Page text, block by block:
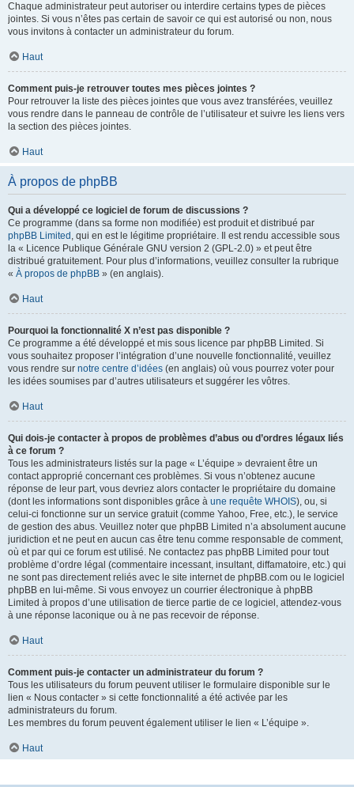
Chaque administrateur peut autoriser ou interdire certains types de pièces
jointes. Si vous n’êtes pas certain de savoir ce qui est autorisé ou non, nous
vous invitons à contacter un administrateur du forum.
Haut
Comment puis-je retrouver toutes mes pièces jointes ?
Pour retrouver la liste des pièces jointes que vous avez transférées, veuillez
vous rendre dans le panneau de contrôle de l’utilisateur et suivre les liens vers
la section des pièces jointes.
Haut
À propos de phpBB
Qui a développé ce logiciel de forum de discussions ?
Ce programme (dans sa forme non modifiée) est produit et distribué par
phpBB Limited , qui en est le légitime propriétaire. Il est rendu accessible sous
la « Licence Publique Générale GNU version 2 (GPL-2.0) » et peut être
distribué gratuitement. Pour plus d’informations, veuillez consulter la rubrique
« À propos de phpBB » (en anglais).
Haut
Pourquoi la fonctionnalité X n’est pas disponible ?
Ce programme a été développé et mis sous licence par phpBB Limited. Si
vous souhaitez proposer l’intégration d’une nouvelle fonctionnalité, veuillez
vous rendre sur notre centre d’idées (en anglais) où vous pourrez voter pour
les idées soumises par d’autres utilisateurs et suggérer les vôtres.
Haut
Qui dois-je contacter à propos de problèmes d’abus ou d’ordres légaux liés
à ce forum ?
Tous les administrateurs listés sur la page « L’équipe » devraient être un
contact approprié concernant ces problèmes. Si vous n’obtenez aucune
réponse de leur part, vous devriez alors contacter le propriétaire du domaine
(dont les informations sont disponibles grâce à une requête WHOIS), ou, si
celui-ci fonctionne sur un service gratuit (comme Yahoo, Free, etc.), le service
de gestion des abus. Veuillez noter que phpBB Limited n’a absolument aucune
juridiction et ne peut en aucun cas être tenu comme responsable de comment,
où et par qui ce forum est utilisé. Ne contactez pas phpBB Limited pour tout
problème d’ordre légal (commentaire incessant, insultant, diffamatoire, etc.) qui
ne sont pas directement reliés avec le site internet de phpBB.com ou le logiciel
phpBB en lui-même. Si vous envoyez un courrier électronique à phpBB
Limited à propos d’une utilisation de tierce partie de ce logiciel, attendez-vous
à une réponse laconique ou à ne pas recevoir de réponse.
Haut
Comment puis-je contacter un administrateur du forum ?
Tous les utilisateurs du forum peuvent utiliser le formulaire disponible sur le
lien « Nous contacter » si cette fonctionnalité a été activée par les
administrateurs du forum.
Les membres du forum peuvent également utiliser le lien « L’équipe ».
Haut